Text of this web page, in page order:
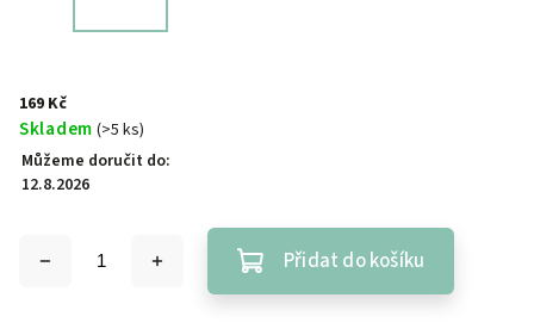
169 Kč
Skladem (>5 ks)
Můžeme doručit do:
12.8.2026
Přidat do košíku